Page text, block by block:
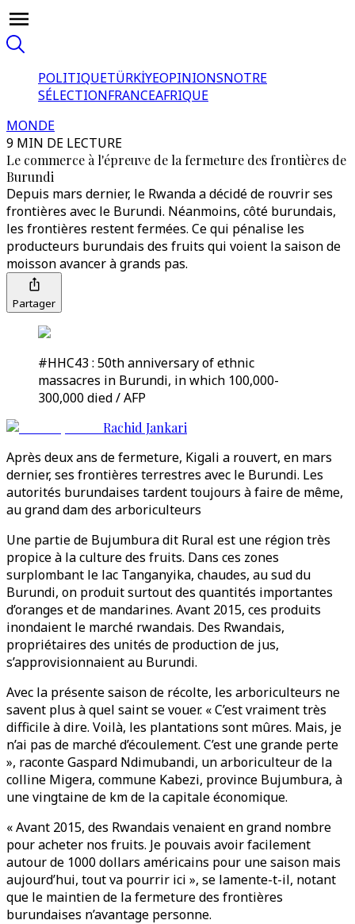
POLITIQUETÜRKİYEOPINIONSNOTRE
SÉLECTIONFRANCEAFRIQUE
MONDE
9 MIN DE LECTURE
Le commerce à l'épreuve de la fermeture des frontières de
Burundi
Depuis mars dernier, le Rwanda a décidé de rouvrir ses
frontières avec le Burundi. Néanmoins, côté burundais,
les frontières restent fermées. Ce qui pénalise les
producteurs burundais des fruits qui voient la saison de
moisson avancer à grands pas.
Partager
#HHC43 : 50th anniversary of ethnic
massacres in Burundi, in which 100,000-
300,000 died / AFP
Rachid Jankari
Après deux ans de fermeture, Kigali a rouvert, en mars
dernier, ses frontières terrestres avec le Burundi. Les
autorités burundaises tardent toujours à faire de même,
au grand dam des arboriculteurs
Une partie de Bujumbura dit Rural est une région très
propice à la culture des fruits. Dans ces zones
surplombant le lac Tanganyika, chaudes, au sud du
Burundi, on produit surtout des quantités importantes
d’oranges et de mandarines. Avant 2015, ces produits
inondaient le marché rwandais. Des Rwandais,
propriétaires des unités de production de jus,
s’approvisionnaient au Burundi.
Avec la présente saison de récolte, les arboriculteurs ne
savent plus à quel saint se vouer. « C’est vraiment très
difficile à dire. Voilà, les plantations sont mûres. Mais, je
n’ai pas de marché d’écoulement. C’est une grande perte
», raconte Gaspard Ndimubandi, un arboriculteur de la
colline Migera, commune Kabezi, province Bujumbura, à
une vingtaine de km de la capitale économique.
« Avant 2015, des Rwandais venaient en grand nombre
pour acheter nos fruits. Je pouvais avoir facilement
autour de 1000 dollars américains pour une saison mais
aujourd’hui, tout va pourrir ici », se lamente-t-il, notant
que le maintien de la fermeture des frontières
burundaises n’avantage personne.